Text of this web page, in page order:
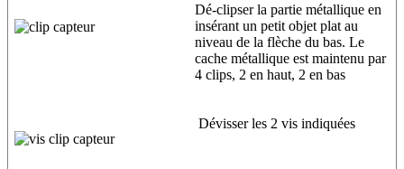
Dé-clipser la partie métallique en
insérant un petit objet plat au
niveau de la flèche du bas. Le
cache métallique est maintenu par
4 clips, 2 en haut, 2 en bas
Dévisser les 2 vis indiquées